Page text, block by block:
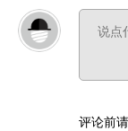
评论前请